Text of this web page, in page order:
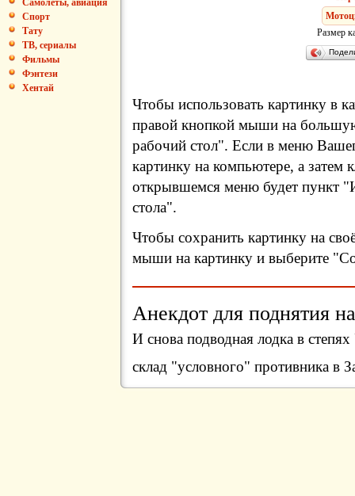
Самолёты, авиация
Спорт
Тату
ТВ, сериалы
Фильмы
Фэнтези
Хентай
Размер
Чтобы использовать картинку в
правой кнопкой мыши на
рабочий стол". Если в меню
картинку на компьютере, а затем
открывшемся меню будет пункт
стола".
Чтобы сохранить картинку на
мыши на картинку и выберите
Анекдот для поднятия
И снова подводная лодка в
склад "условного" противника в